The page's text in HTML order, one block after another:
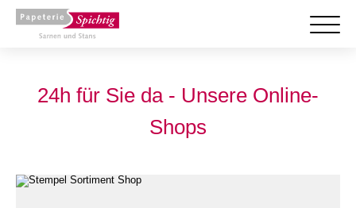
Startseite
24h für Sie da - Unsere Online-
Shops